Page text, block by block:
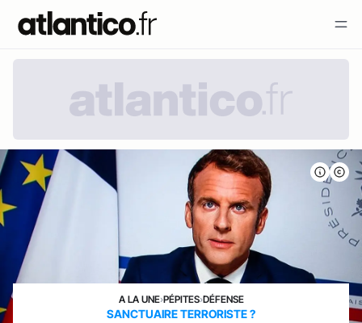
A LA UNE›PÉPITES›DÉFENSE
SANCTUAIRE TERRORISTE ?